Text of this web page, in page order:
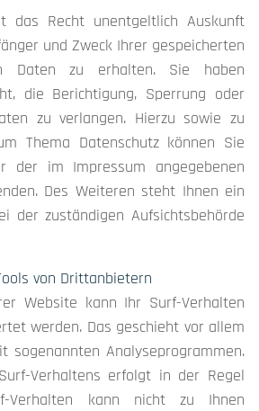
das Recht unentgeltlich Auskunft
und Zweck Ihrer gespeicherten
Daten zu erhalten. Sie haben
die Berichtigung, Sperrung oder
zu verlangen. Hierzu sowie zu
Thema Datenschutz können Sie
der im Impressum angegebenen
Des Weiteren steht Ihnen ein
der zuständigen Aufsichtsbehörde
von Drittanbietern
Website kann Ihr Surf-Verhalten
werden. Das geschieht vor allem
sogenannten Analyseprogrammen.
Verhaltens erfolgt in der Regel
Verhalten kann nicht zu Ihnen